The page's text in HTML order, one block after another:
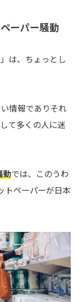
ーパー騒動
は、ちょっとし
情報でありそれ
て多くの人に迷
動では、このうわ
トペーパーが日本